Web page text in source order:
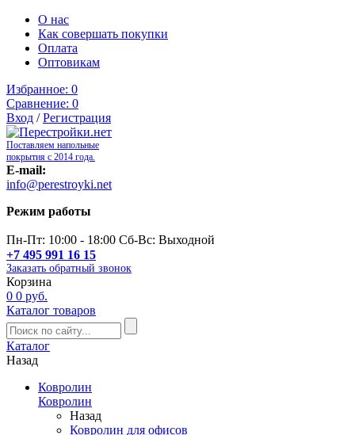
О нас
Как совершать покупки
Оплата
Оптовикам
Избранное: 0
Сравнение: 0
Вход /Регистрация
Поставляем напольные
покрытия с 2014 года.
E-mail:
info@perestroyki.net
Режим работы
Пн-Пт: 10:00 - 18:00 Сб-Вс: Выходной
+7 495 991 16 15
Заказать обратный звонок
Корзина
0 0 руб.
Каталог товаров
Каталог
Назад
Ковролин
Ковролин
Назад
Ковролин для офисов